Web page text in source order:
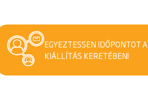
EGYEZTESSEN IDŐPONTOT A
KIÁLLÍTÁS KERETÉBEN!